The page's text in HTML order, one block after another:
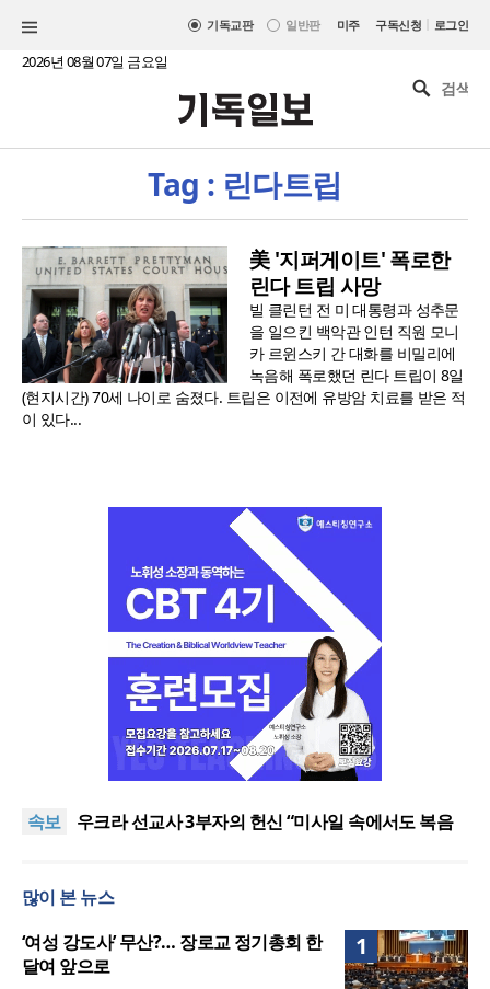
기독교판 일반판 미주 구독신청 | 로그인
2026년 08월 07일 금요일
Tag : 린다트립
美 '지퍼게이트' 폭로한
린다 트립 사망
빌 클린턴 전 미 대통령과 성추문
을 일으킨 백악관 인턴 직원 모니
카 르윈스키 간 대화를 비밀리에
녹음해 폭로했던 린다 트립이 8일
(현지시간) 70세 나이로 숨졌다. 트립은 이전에 유방암 치료를 받은 적
이 있다...
속보
[최원호 목사의 영혼의 양식 63] 말씀은 같은데 왜 열
우크라 선교사 3부자의 헌신 “미사일 속에서도 복음
강력 반발
[최원호 목사의 영혼의 양식 63] 말씀은 같은데 왜 열
美 이민구금센터에 억류됐던 한인 목회자 석방돼
많이 본 뉴스
1
‘여성 강도사’ 무산?… 장로교 정기총회 한
달여 앞으로